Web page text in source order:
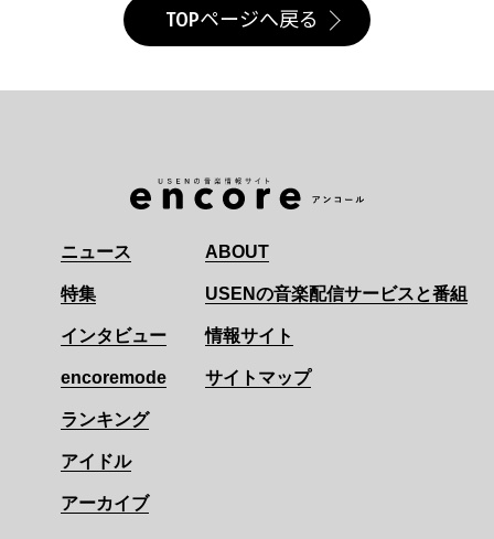
TOPページへ戻る
ニュース
特集
インタビュー
encoremode
ランキング
アイドル
アーカイブ
ABOUT
USENの音楽配信サービスと番組
情報サイト
サイトマップ